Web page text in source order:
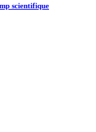
scientifique